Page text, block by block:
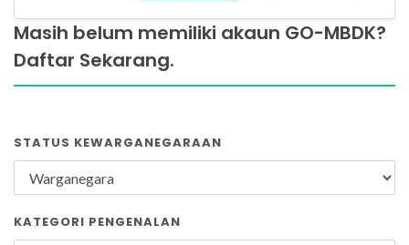
Masih belum memiliki akaun GO-MBDK?
Daftar Sekarang.
STATUS KEWARGANEGARAAN
KATEGORI PENGENALAN